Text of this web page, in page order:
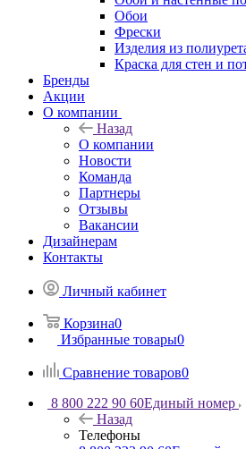
Обои
Фрески
Изделия из
Краска для стен и
Бренды
Акции
О компании
Назад
О компании
Новости
Команда
Партнеры
Отзывы
Вакансии
Дизайнерам
Контакты
Личный кабинет
Корзина0
Избранные товары0
Сравнение товаров0
8 800 222 90 60Единый номер
Назад
Телефоны